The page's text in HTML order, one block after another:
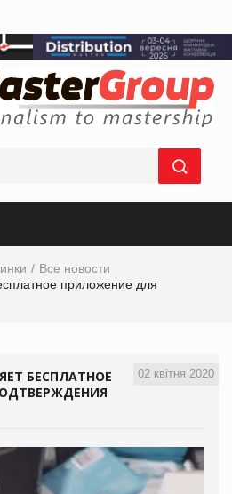
Все новости
приложение для
02 квітня 2020
БЕСПЛАТНОЕ